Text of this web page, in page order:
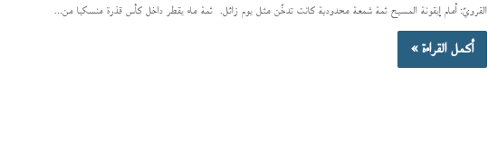
القرويّ: أمام إيقونة المسيح ثمة شمعة محدودبة كانت تدخّن مثل يوم زائل. ثمة ماء يقطر داخل كأس قذرة منسكبا من…
أكمل القراءة »